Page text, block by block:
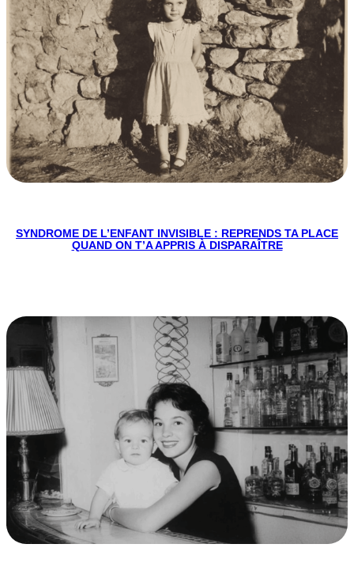
SYNDROME DE L’ENFANT INVISIBLE : REPRENDS TA PLACE
QUAND ON T’A APPRIS À DISPARAÎTRE